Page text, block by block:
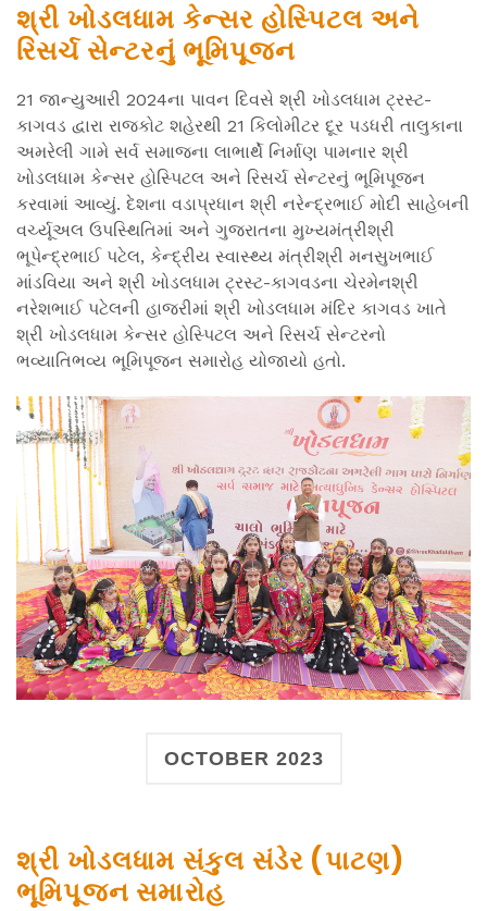
શ્રી ખોડલધામ કેન્સર હોસ્પિટલ અને
રિસર્ચ સેન્ટરનું ભૂમિપૂજન
21 જાન્યુઆરી 2024ના પાવન દિવસે શ્રી ખોડલધામ ટ્રસ્ટ-
કાગવડ દ્વારા રાજકોટ શહેરથી 21 કિલોમીટર દૂર પડધરી તાલુકાના
અમરેલી ગામે સર્વ સમાજના લાભાર્થે નિર્માણ પામનાર શ્રી
ખોડલધામ કેન્સર હોસ્પિટલ અને રિસર્ચ સેન્ટરનું ભૂમિપૂજન
કરવામાં આવ્યું. દેશના વડાપ્રધાન શ્રી નરેન્દ્રભાઈ મોદી સાહેબની
વર્ચ્યૂઅલ ઉપસ્થિતિમાં અને ગુજરાતના મુખ્યમંત્રીશ્રી
ભૂપેન્દ્રભાઈ પટેલ, કેન્દ્રીય સ્વાસ્થ્ય મંત્રીશ્રી મનસુખભાઈ
માંડવિયા અને શ્રી ખોડલધામ ટ્રસ્ટ-કાગવડના ચેરમેનશ્રી
નરેશભાઈ પટેલની હાજરીમાં શ્રી ખોડલધામ મંદિર કાગવડ ખાતે
શ્રી ખોડલધામ કેન્સર હોસ્પિટલ અને રિસર્ચ સેન્ટરનો
ભવ્યાતિભવ્ય ભૂમિપૂજન સમારોહ યોજાયો હતો.
OCTOBER 2023
શ્રી ખોડલધામ સંકુલ સંડેર (પાટણ)
ભૂમિપૂજન સમારોહ